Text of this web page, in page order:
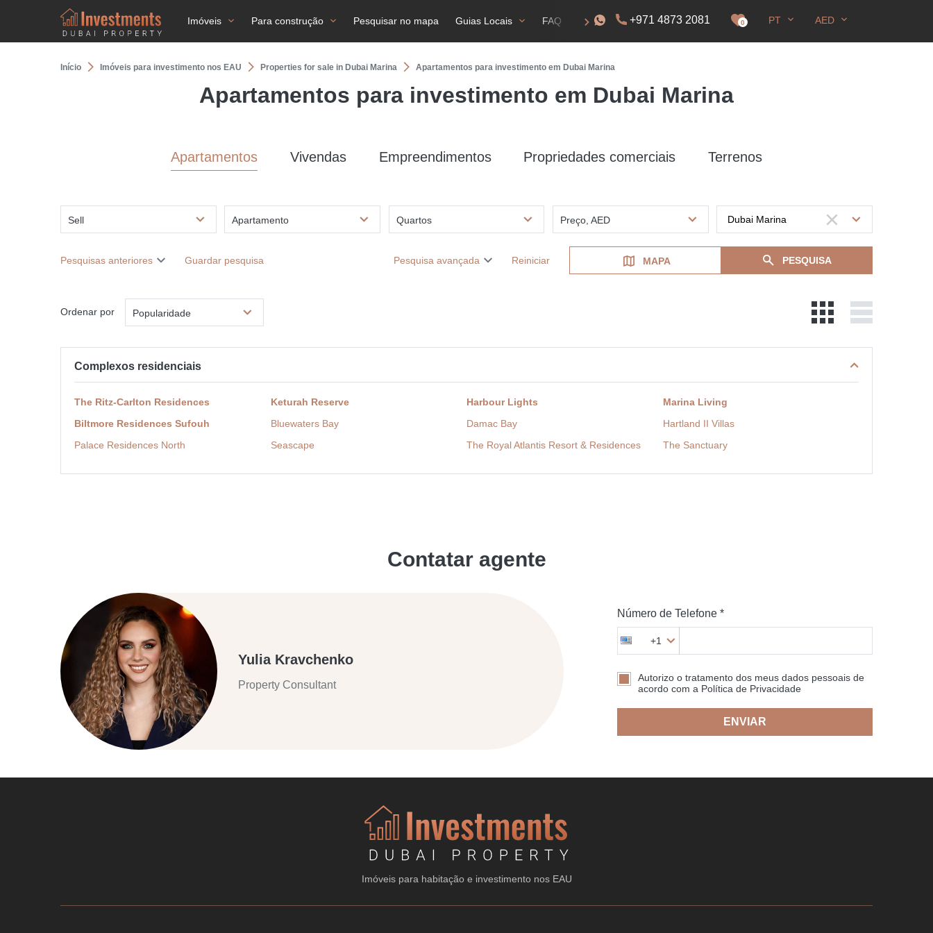
Imóveis Para construção Pesquisar no mapa Guias Locais FAQ Autorização de Residência
+971 4873 2081 0 PT AED
Início Imóveis para investimento nos EAU Properties for sale in Dubai Marina Apartamentos para investimento em Dubai Marina
Apartamentos para investimento em Dubai Marina
Apartamentos Vivendas Empreendimentos Propriedades comerciais Terrenos
Sell Apartamento Quartos Preço, AED
Pesquisas anteriores Guardar pesquisa Pesquisa avançada Reiniciar MAPA PESQUISA
Ordenar por Popularidade
Complexos residenciais
The Ritz-Carlton Residences Keturah Reserve Harbour Lights
Marina Living
Biltmore Residences Sufouh
Bluewaters Bay Damac Bay
Hartland II Villas
Palace Residences North
Seascape The Royal Atlantis Resort & Residences The Sanctuary
Contatar agente
Yulia Kravchenko
Property Consultant
Número de Telefone *
+1
Autorizo o tratamento dos meus dados pessoais de
acordo com a Política de Privacidade
ENVIAR
Imóveis para habitação e investimento nos EAU